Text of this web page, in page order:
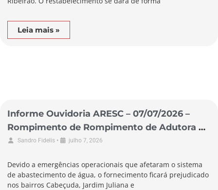
Leia mais »
Informe Ouvidoria ARESC – 07/07/2026 –
Rompimento de Rompimento de Adutora no
Município de Laguna
Sandro Fidelis • julho 7, 2026
Devido a emergências operacionais que afetaram o sistema
de abastecimento de água, o fornecimento ficará prejudicado
nos bairros Cabeçuda, Jardim Juliana e